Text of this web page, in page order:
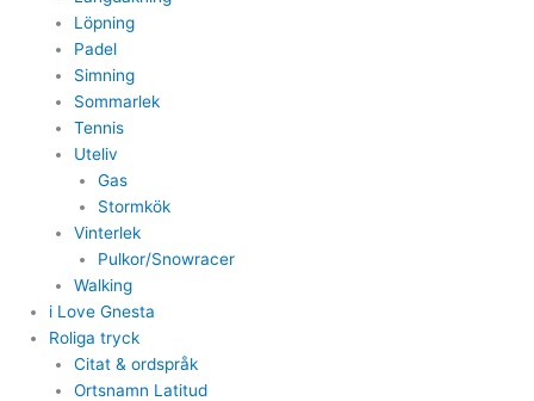
Löpning
Padel
Simning
Sommarlek
Tennis
Uteliv
Gas
Stormkök
Vinterlek
Pulkor/Snowracer
Walking
i Love Gnesta
Roliga tryck
Citat & ordspråk
Ortsnamn Latitud